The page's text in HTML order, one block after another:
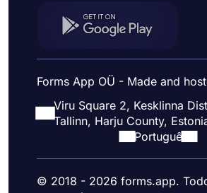
Forms App OÜ - Made and
Viru Square 2, Kesklinna
Tallinn, Harju County,
Portuguê
© 2018 - 2026 forms.app.